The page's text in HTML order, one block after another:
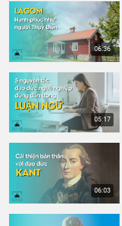
06:36
05:17
06:03